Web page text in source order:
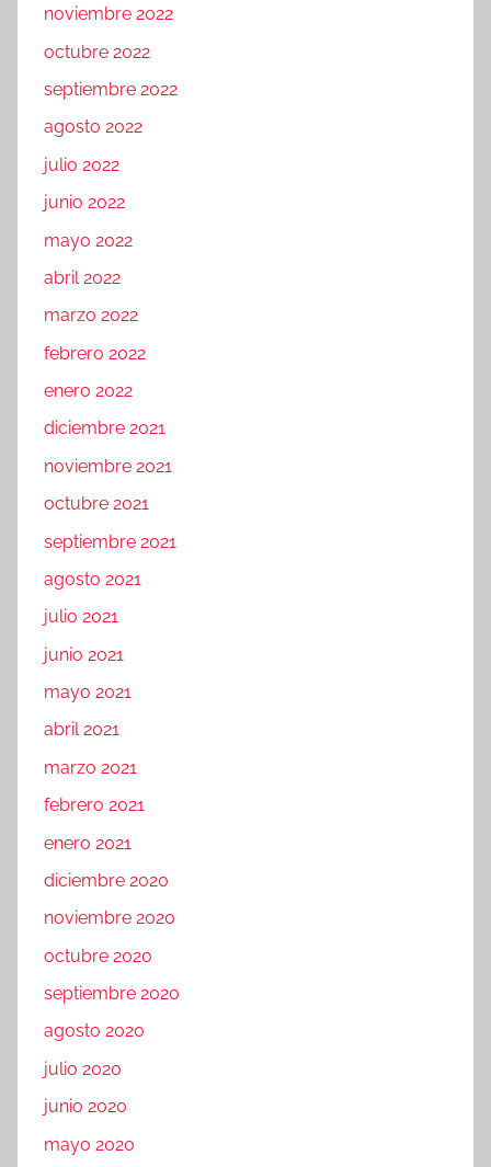
noviembre 2022
octubre 2022
septiembre 2022
agosto 2022
julio 2022
junio 2022
mayo 2022
abril 2022
marzo 2022
febrero 2022
enero 2022
diciembre 2021
noviembre 2021
octubre 2021
septiembre 2021
agosto 2021
julio 2021
junio 2021
mayo 2021
abril 2021
marzo 2021
febrero 2021
enero 2021
diciembre 2020
noviembre 2020
octubre 2020
septiembre 2020
agosto 2020
julio 2020
junio 2020
mayo 2020